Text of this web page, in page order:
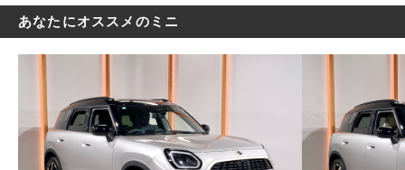
あなたにオススメのミニ